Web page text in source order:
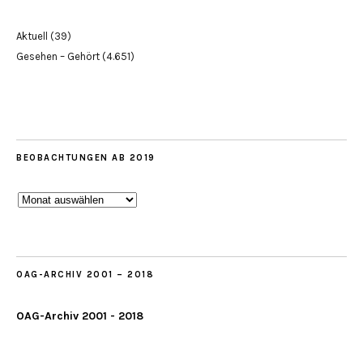
Aktuell
(39)
Gesehen – Gehört (4.651)
BEOBACHTUNGEN AB 2019
Beobachtungen
OAG-ARCHIV 2001 – 2018
OAG-Archiv 2001 - 2018